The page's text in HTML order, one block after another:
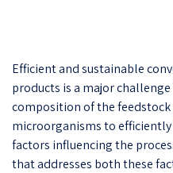
Efficient and sustainable
products is a major
composition of the
microorganisms to
factors influencing the
that addresses both these